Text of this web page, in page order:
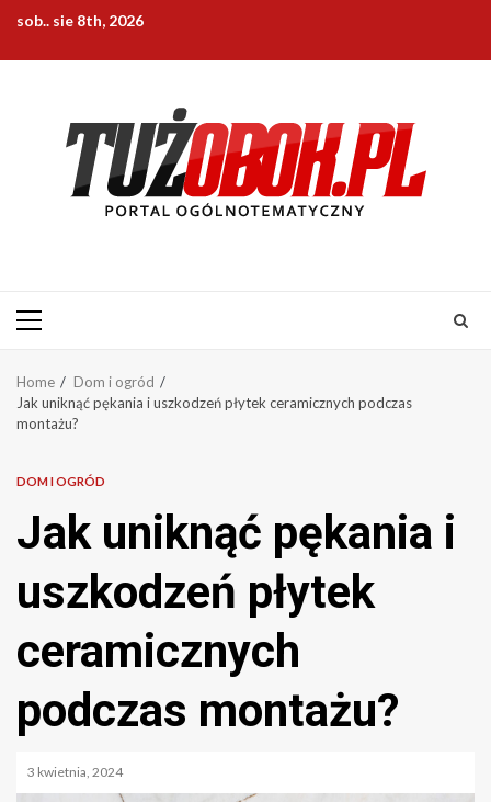
content
sob.. sie 8th, 2026
Primary
Home
Dom i ogród
Jak uniknąć pękania i uszkodzeń płytek ceramicznych podczas
montażu?
DOM I OGRÓD
Jak uniknąć pękania i
uszkodzeń płytek
ceramicznych
podczas montażu?
3 kwietnia, 2024